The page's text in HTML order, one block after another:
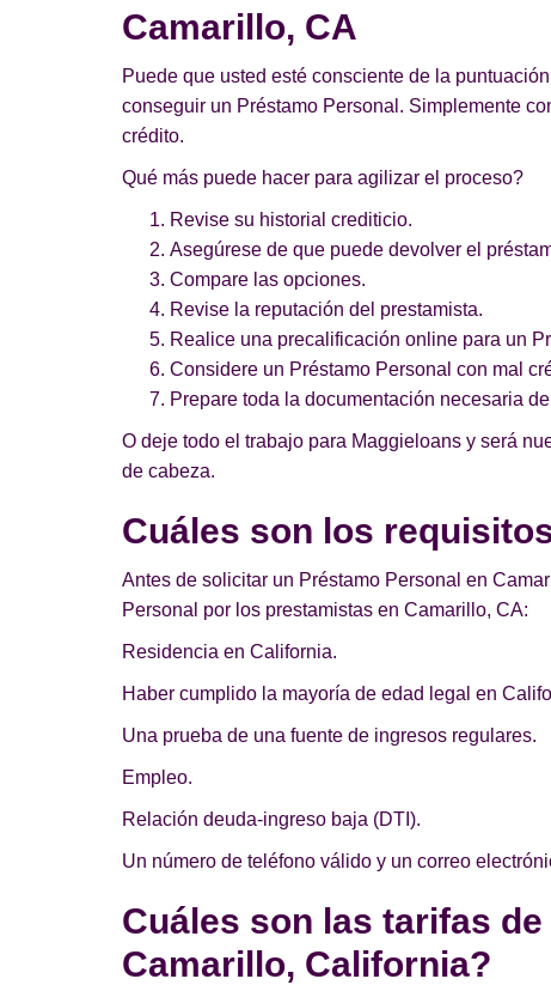
Camarillo, CA
Puede que usted esté consciente de la
conseguir un Préstamo Personal. Simplemente
crédito.
Qué más puede hacer para agilizar el proceso?
Revise su historial crediticio.
Asegúrese de que puede devolver el
Compare las opciones.
Revise la reputación del prestamista.
Realice una precalificación online para un
Considere un Préstamo Personal con mal
Prepare toda la documentación necesaria
O deje todo el trabajo para Maggieloans y será
de cabeza.
Cuáles son los
Antes de solicitar un Préstamo Personal en
Personal por los prestamistas en Camarillo, CA:
Residencia en California.
Haber cumplido la mayoría de edad legal en
Una prueba de una fuente de ingresos regulares.
Empleo.
Relación deuda-ingreso baja (DTI).
Un número de teléfono válido y un correo
Cuáles son las tarifas
Camarillo, California?